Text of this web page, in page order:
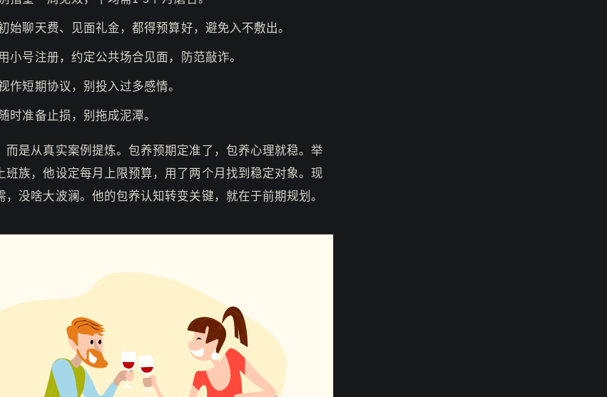
始聊天费、见面礼金，都得预算好，避免入不敷出。
小号注册，约定公共场合见面，防范敲诈。
作短期协议，别投入过多感情。
时准备止损，别拖成泥潭。
而是从真实案例提炼。包养预期定准了，包养心理就稳。举
班族，他设定每月上限预算，用了两个月找到稳定对象。现
，没啥大波澜。他的包养认知转变关键，就在于前期规划。